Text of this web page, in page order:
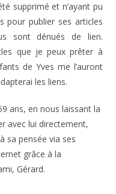
supprimé et n’ayant pu
pour publier ses articles
sont dénués de lien.
que je peux prêter à
de Yves me l’auront
les liens.
ans, en nous laissant la
avec lui directement,
sa pensée via ses
grâce à la
Gérard.